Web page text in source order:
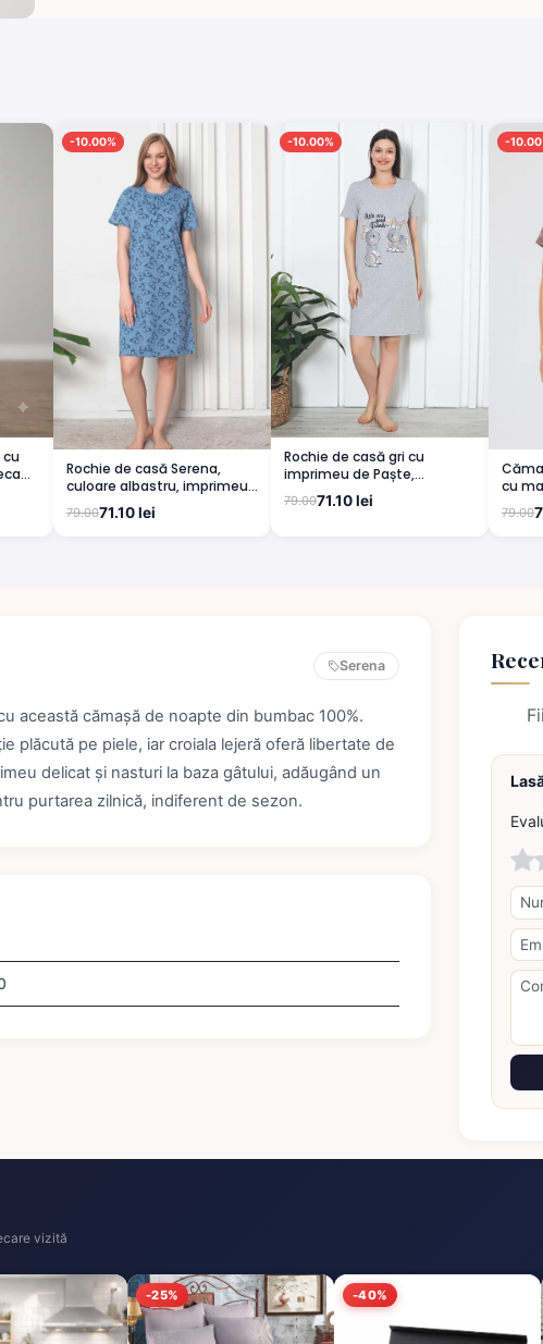
-10.00%
Rochie de casă Serena,
culoare albastru, imprimeu
fluturi
79.0071.10 lei
-10.00%
Rochie de casă gri cu
imprimeu de Paște,
bumbac, mânecă scurtă
79.0071.10 lei
-
cu
79.00
Serena
această cămașă de noapte din bumbac 100%.
plăcută pe piele, iar croiala lejeră oferă libertate de
delicat și nasturi la baza gâtului, adăugând un
purtarea zilnică, indiferent de sezon.
vizită
-25% -40%